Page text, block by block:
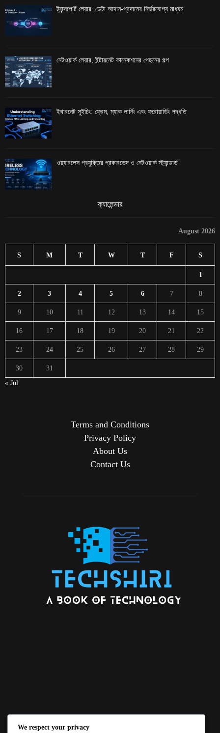
ট্রান্সপোর্ট লেয়ার: ডেটা আদান-প্রদানের নির্ভরযোগ্য মাধ্যম
নেটওয়ার্ক লেয়ার, ইন্টারনেট কানেকশনের পেছনের গল্প
ইথারনেট সুইচিং: ফ্রেম, ম্যাক লার্নিং এবং ফরোয়ার্ডিং পদ্ধতি
ওয়্যারলেস প্রযুক্তির প্রকারভেদ ও নেটওয়ার্ক স্ট্যান্ডার্ড
ক্যালেন্ডার
August 2026
S M T W T F S
1
2 3 4 5 6 7 8
9 10 11 12 13 14 15
16 17 18 19 20 21 22
23 24 25 26 27 28 29
30
31
« Jul
Terms and Conditions
Privacy Policy
About Us
Contact Us
We respect your privacy